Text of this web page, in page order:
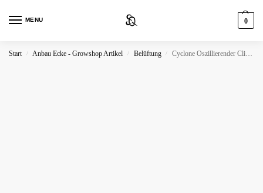
MENU 0
Start / Anbau Ecke - Growshop Artikel / Belüftung / Cyclone Oszillierender Clipventilator 20cm